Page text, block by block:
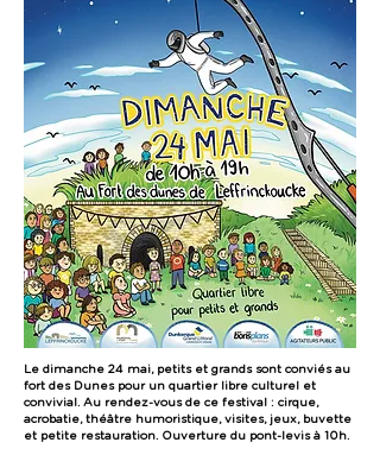
Le dimanche 24 mai, petits et grands sont conviés au
fort des Dunes pour un quartier libre culturel et
convivial. Au rendez-vous de ce festival : cirque,
acrobatie, théâtre humoristique, visites, jeux, buvette
et petite restauration. Ouverture du pont-levis à 10h.